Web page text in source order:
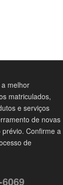
melhor
matriculados,
e serviços
de novas
Confirme a
de